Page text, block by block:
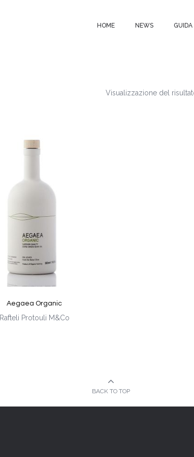
HOME NEWS GUIDA
Visualizzazione del
Aegaea Organic
Rafteli Protouli M&Co
BACK TO TOP